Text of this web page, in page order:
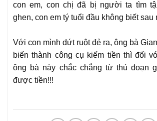
con em, con chị đã bị người ta tìm
ghen, con em tý tuổi đầu không biết sau
Với con mình dứt ruột đẻ ra, ông bà
biến thành công cụ kiếm tiền thì đối
ông bà này chắc chẳng từ thủ đoạn
được tiền!!!